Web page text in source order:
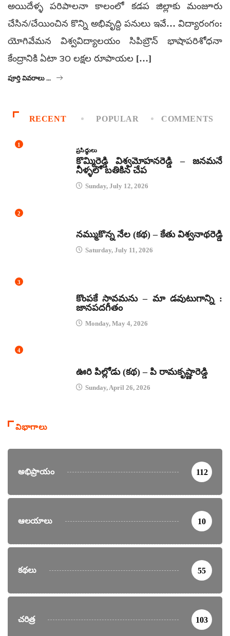
అయిదేళ్ళ పరిపాలనా కాలంలో కడప జిల్లాకు మంజూరు
చేసిన/చేయించిన కొన్ని అభివృద్ది పనులు ఇవే… విద్యారంగం:
యోగివేమన విశ్వవిద్యాలయం సిపిబ్రౌన్ భాషాపరిశోధనా
కేంద్రానికి ఏటా ౩౦ లక్షల రూపాయల […]
పూర్తి వివరాలు ...
RECENT POPULAR COMMENTS
1
ప్రసిద్ధులు
కొమ్మిరెడ్డి విశ్వమోహనరెడ్డి – జనమనే
నీళ్ళలో బతికిన చేప
Sunday, July 12, 2026
2
నమ్ముకొన్న నేల (కథ) – కేతు విశ్వనాథరెడ్డి
Saturday, July 11, 2026
3
కొంపకే సావమను – మా డవుటుగాన్ని :
జానపదగీతం
Monday, May 4, 2026
4
ఊరి పిల్లోడు (కథ) – పి రామకృష్ణారెడ్డి
Sunday, April 26, 2026
విభాగాలు
అభిప్రాయం 112
ఆలయాలు 10
కథలు 55
చరిత్ర 103